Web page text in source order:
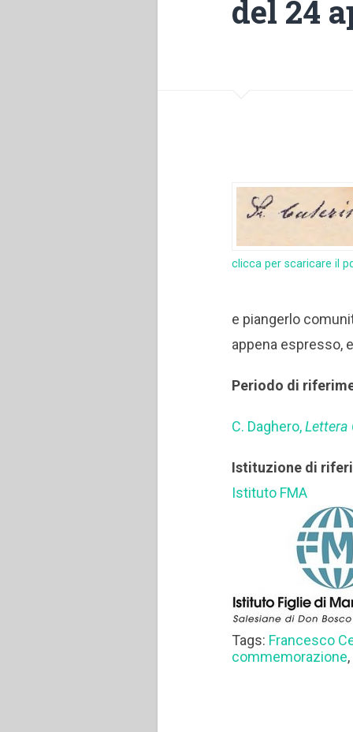
del 24
clicca per scaricare il
e piangerlo
appena espresso,
Periodo di
C. Daghero,Lettera
Istituzione di
Istituto FMA
Tags: Francesco
commemorazione,